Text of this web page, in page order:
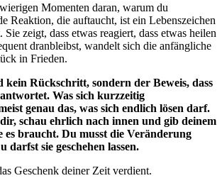
Momenten daran, warum du
Reaktion, die auftaucht, ist ein Lebenszeichen
zeigt, dass etwas reagiert, dass etwas heilen
dranbleibst, wandelt sich die anfängliche
in Frieden.
kein Rückschritt, sondern der Beweis, dass
Was sich kurzzeitig
genau das, was sich endlich lösen darf.
schau ehrlich nach innen und gib deinem
es braucht. Du musst die Veränderung
darfst sie geschehen lassen.
Geschenk deiner Zeit verdient.